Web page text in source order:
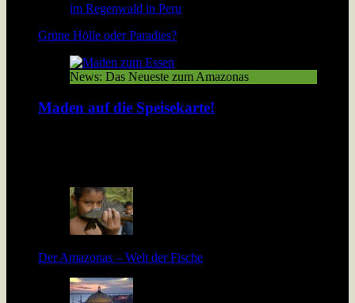
Grüne Hölle oder Paradies?
News: Das Neueste zum Amazonas
Maden auf die Speisekarte!
Der Amazonas – Welt der Fische